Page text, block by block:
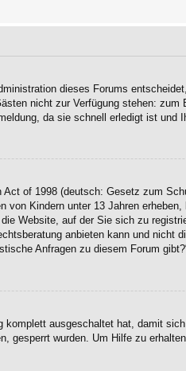
dieses Forums
nicht zur Verfügung stehen:
da sie schnell erledigt ist und
of 1998 (deutsch: Gesetz zum
Kindern unter 13 Jahren
Website, auf der Sie sich zu
anbieten kann und
Anfragen zu diesem Forum
ausgeschaltet hat, damit
gesperrt wurden. Um Hilfe zu